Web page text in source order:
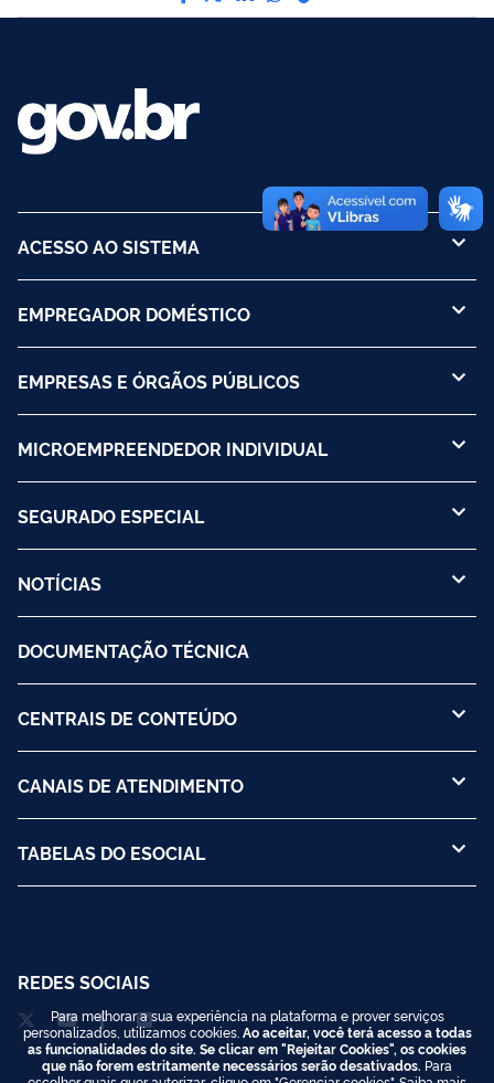
ACESSO AO SISTEMA
EMPREGADOR DOMÉSTICO
EMPRESAS E ÓRGÃOS PÚBLICOS
MICROEMPREENDEDOR INDIVIDUAL
SEGURADO ESPECIAL
NOTÍCIAS
DOCUMENTAÇÃO TÉCNICA
CENTRAIS DE CONTEÚDO
CANAIS DE ATENDIMENTO
TABELAS DO ESOCIAL
REDES SOCIAIS
Para melhorar a sua experiência na plataforma e prover serviços
personalizados, utilizamos cookies. Ao aceitar, você terá acesso a todas
as funcionalidades do site. Se clicar em "Rejeitar Cookies", os cookies
que não forem estritamente necessários serão desativados. Para